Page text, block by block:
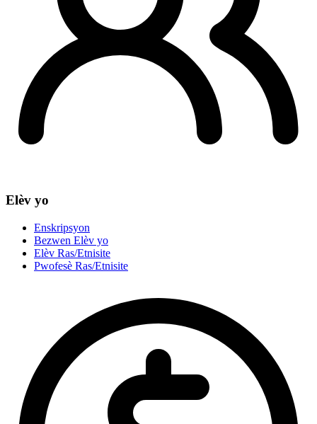
Elèv yo
Enskripsyon
Bezwen Elèv yo
Elèv Ras/Etnisite
Pwofesè Ras/Etnisite